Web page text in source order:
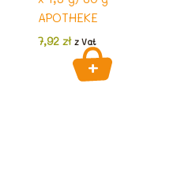
APOTHEKE
7,92 zł z Vat